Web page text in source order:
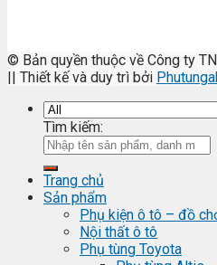
© Bản quyền thuộc về Công ty
|| Thiết kế và duy trì bởi
Tìm kiếm:
Trang chủ
Sản phẩm
Phụ kiện ô tô – đồ
Nội thất ô tô
Phụ tùng Toyota